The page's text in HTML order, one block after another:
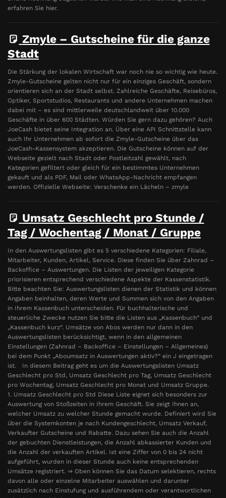
erfahren Sie hier.
Zmyle – Gutscheine für die ganze
Stadt
Die Stärkung der lokalen Wirtschaft war noch nie so wichtig wie heute.
Zmyle-Gutscheine gelten nicht nur für ein einziges Geschäft, sondern
orientieren sich an der Stadt selbst. Zahlreiche Geschäfte, Reisebüros,
Optiker, Sportstudios, Restaurants und andere Unternehmen machen
dabei mit – es sind mittlerweile deutschlandweit über 10.000
Geschäfte in über 600 Städten. Würden Sie gern dazu gehören? Auch
JoeCash bietet seine Integration an. Über eine API Schnittstelle kann
auch Ihr Unternehmen ab sofort die Zmyle-Gutscheine über das
JoeCash-Kassensystem akzeptieren. Die Gutscheine können auf der
Webseite gezielt nach Stadt oder Postleitzahl gewählt, nach
Kategorien gefiltert oder gleich für ein bestimmtes Unternehmen
gekauft und als PDF, Mail oder WhatsApp-Nachricht empfangen
werden. Offizielle Webseite: Verschenke ein Lächeln – zmyle
Umsatz Geschlecht pro Stunde /
Tag / Wochentag / Monat / Gruppe
In den Auswertungslisten gibt es 5 verschiedene Kategorien: Filiale,
Mitarbeiter, Kunden, Artikel, Service. Diese finden Sie über Zahnrad –
Backoffice – Auswertungen. Die Listen der jeweiligen Kategorie
priorisieren entsprechend verschiedene Aspekte der Kassenstatistik.
Bitte beachten Sie: Auswertungslisten dienen der Statistik und können
Angaben beinhalten, deren Werte und Summen sich von den Angaben
in Ihrem Kassenbuch unterscheiden. Für buchhalterische und
steuerliche Zwecke nutzen Sie bitte die Listen aus „Kassenbuch“ und
„Kassenbuch kurz“. Umsätze von Abos werden nur dann in den
Auswertungslisten berücksichtigt, wenn in den allgemeinen
Einstellungen (Zahnrad – Backoffice – Einstellungen – Allgemeines)
bei dem Punkt „Aboumsatz in Auswertungen aktiv?“ ein J eingetragen
ist. In diesem Beitrag geht es um die Auswertungslisten Umsatz
Geschlecht pro Std, Umsatz Geschlecht pro Tag, Umsatz Geschlecht
pro Wochentag, Umsatz Geschlecht pro Monat und Umsatz Gruppe.
1. Umsatz Geschlecht pro Std Diese Liste eignet sich besonders zur
Auswertung von Stoßzeiten in Ihrem Geschäft. Sie zeigt Ihnen an,
welcher Umsatz zu welcher Stunde gemacht wurde. Definiert wird Sie
über die Systemkonten je nach Kundengeschlecht, Umsatz Verkauf,
Verkaufter Gutscheine und Rabatte. Dazu sehen Sie auch die Anzahl
der gebuchten Dienstleistungen, die Anzahl abkassierter Kunden und
die Anzahl der verkauften Artikel. Ist eine Ziffer von 0 bis 24 nicht
aufgeführt, wurden in dieser Stunde auch keine entsprechenden
Umsätze registriert. ⇒ Oben können Sie das Datum selektieren, rechts
davon alle oder einzelne Mitarbeiter auswählen und darunter
zusätzlich nach Einstufung und ausführendem oder verantwortlichen